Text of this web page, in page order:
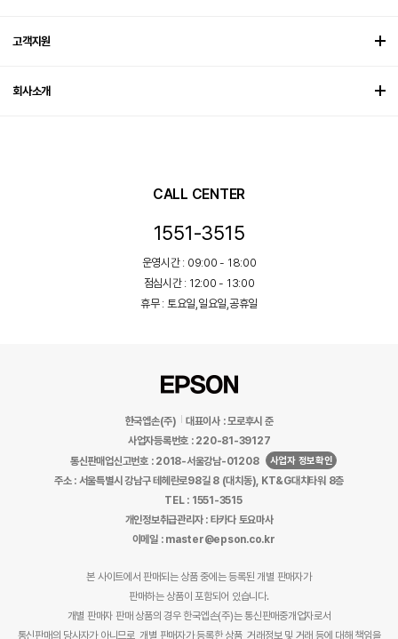
고객지원
회사소개
CALL CENTER
1551-3515
운영시간 : 09:00 - 18:00
점심시간 : 12:00 - 13:00
휴무 : 토요일,일요일,공휴일
한국엡손(주)
대표이사 : 모로후시 준
사업자등록번호 : 220-81-39127
통신판매업신고번호 : 2018-서울강남-01208
사업자 정보확인
주소 : 서울특별시 강남구 테헤란로98길 8 (대치동), KT&G대치타워 8층
TEL : 1551-3515
개인정보취급관리자 : 타카다 토요마사
이메일 : master@epson.co.kr
본 사이트에서 판매되는 상품 중에는 등록된 개별 판매자가
판매하는 상품이 포함되어 있습니다.
개별 판매자 판매 상품의 경우 한국엡손(주)는 통신판매중개업자로서
통신판매의 당사자가 아니므로, 개별 판매자가 등록한 상품, 거래정보 및 거래 등에 대해 책임을